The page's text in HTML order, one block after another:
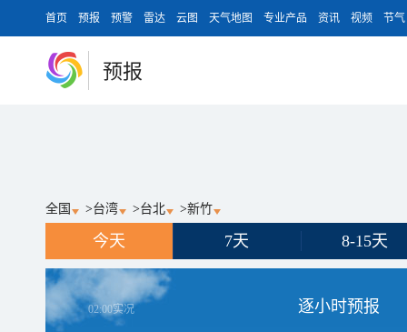
首页 预报 预警 雷达 云图 天气地图 专业产品 资讯 视频 节气
预报
全国 >台湾 >台北 >新竹
今天 7天 8-15天
02:00实况 逐小时预报